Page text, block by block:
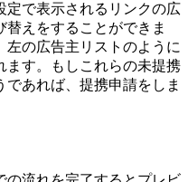
定で表示されるリンクの広
えをすることができま
の広告主リストのように
ます。もしこれらの未提携
あれば、提携申請をしま